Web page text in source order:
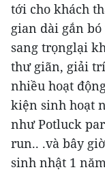
tới cho khách
gian dài gắn
sang trọnglại
thư giãn, giải
nhiều hoạt
kiện sinh hoạt
như Potluck
run.. .và bây
sinh nhật 1